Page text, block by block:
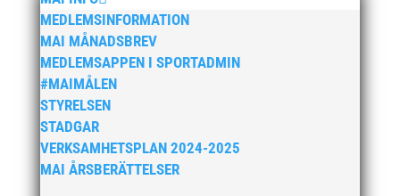
MEDLEMSINFORMATION
MAI MÅNADSBREV
MEDLEMSAPPEN I SPORTADMIN
#MAIMÅLEN
STYRELSEN
STADGAR
VERKSAMHETSPLAN 2024-2025
MAI ÅRSBERÄTTELSER
maj 2019
april 2019
mars 2019
februari 2019
januari 2019
december 2018
november 2018